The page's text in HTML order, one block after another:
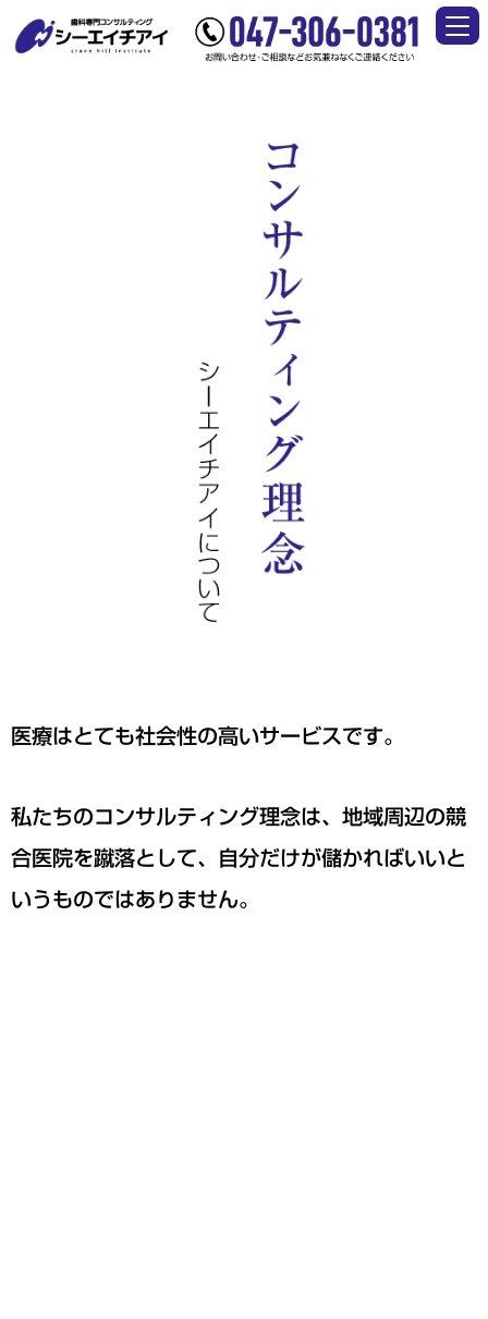
医療はとても社会性の高いサービスです。
私たちのコンサルティング理念は、地域周辺の競
合医院を蹴落として、自分だけが儲かればいいと
いうものではありません。